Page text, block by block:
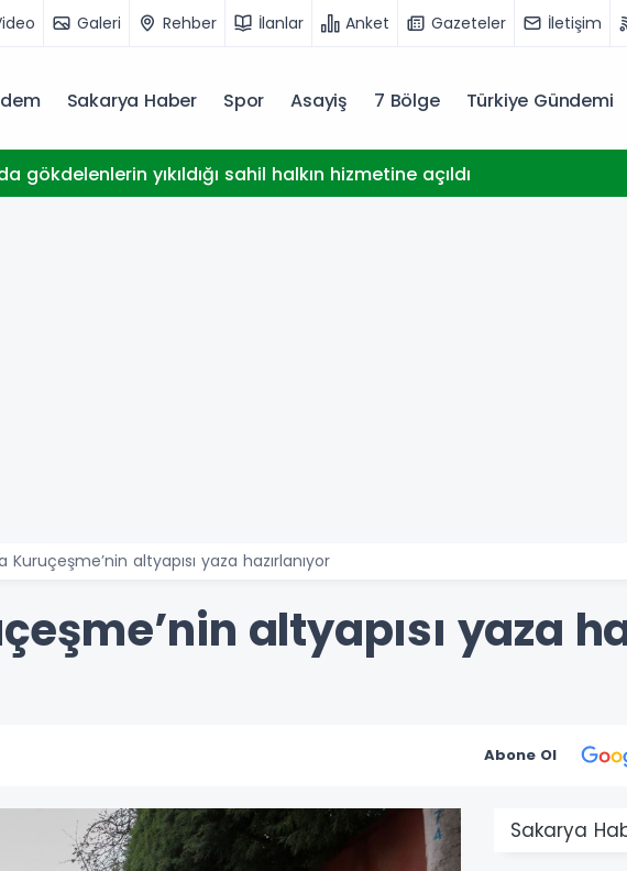
Galeri Rehber İlanlar Anket Gazeteler İletişim
Sakarya Haber Spor Asayiş 7 Bölge Türkiye Gündemi
gökdelenlerin yıkıldığı sahil halkın hizmetine açıldı
Kuruçeşme’nin altyapısı yaza hazırlanıyor
altyapısı yaza
Abone Ol
Sakarya